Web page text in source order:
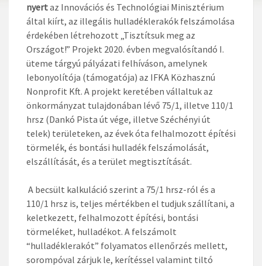
nyertaz Innovációs és Technológiai Minisztérium
által kiírt, az illegális hulladéklerakók felszámolása
érdekében létrehozott „Tisztítsuk meg az
Országot!” Projekt 2020. évben megvalósítandó I.
üteme tárgyú pályázati felhíváson, amelynek
lebonyolítója (támogatója) az IFKA Közhasznú
Nonprofit Kft. A projekt keretében vállaltuk az
önkormányzat tulajdonában lévő 75/1, illetve 110/1
hrsz (Dankó Pista út vége, illetve Széchényi út
telek) területeken, az évek óta felhalmozott építési
törmelék, és bontási hulladék felszámolását,
elszállítását, és a terület megtisztítását.
A becsült kalkuláció szerint a 75/1 hrsz-ról és a
110/1 hrsz is, teljes mértékben el tudjuk szállítani, a
keletkezett, felhalmozott építési, bontási
törmeléket, hulladékot. A felszámolt
“hulladéklerakót” folyamatos ellenőrzés mellett,
sorompóval zárjuk le, kerítéssel valamint tiltó